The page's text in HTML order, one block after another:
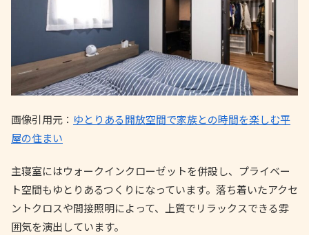
画像引用元： ゆとりある開放空間で家族との時間を楽しむ平
屋の住まい
主寝室にはウォークインクローゼットを併設し、プライベー
ト空間もゆとりあるつくりになっています。落ち着いたアクセ
ントクロスや間接照明によって、上質でリラックスできる雰
囲気を演出しています。